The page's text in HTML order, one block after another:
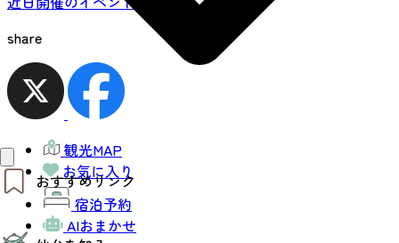
おすすめリンク
仙台夜時間
share
観光MAP
お気に入り
宿泊予約
AIおまかせ